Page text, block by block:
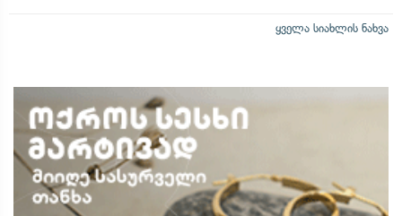
ყველა სიახლის ნახვა